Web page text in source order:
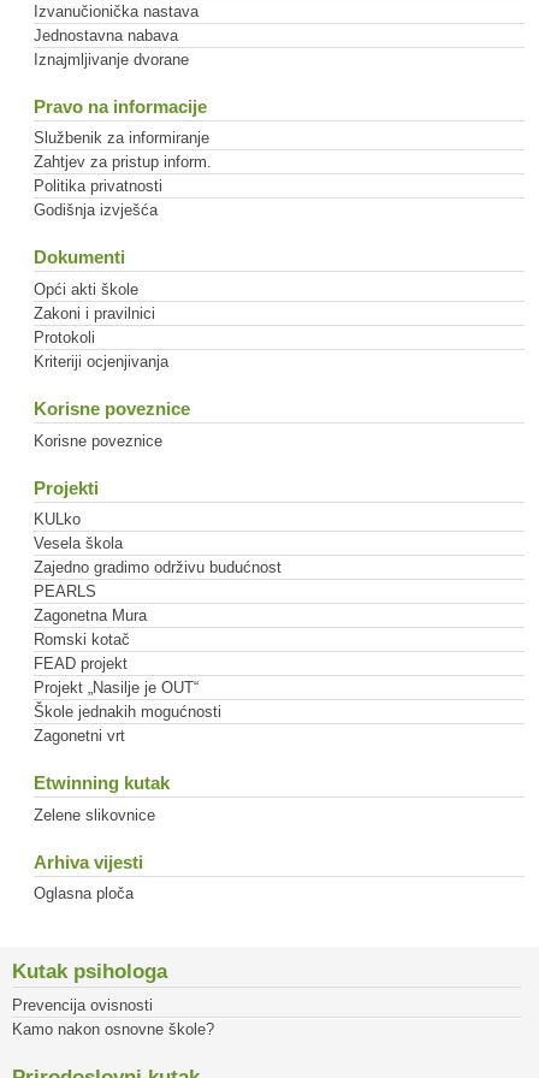
Izvanučionička nastava
Jednostavna nabava
Iznajmljivanje dvorane
Pravo na informacije
Službenik za informiranje
Zahtjev za pristup inform.
Politika privatnosti
Godišnja izvješća
Dokumenti
Opći akti škole
Zakoni i pravilnici
Protokoli
Kriteriji ocjenjivanja
Korisne poveznice
Korisne poveznice
Projekti
KULko
Vesela škola
Zajedno gradimo održivu budućnost
PEARLS
Zagonetna Mura
Romski kotač
FEAD projekt
Projekt „Nasilje je OUT“
Škole jednakih mogućnosti
Zagonetni vrt
Etwinning kutak
Zelene slikovnice
Arhiva vijesti
Oglasna ploča
Kutak psihologa
Prevencija ovisnosti
Kamo nakon osnovne škole?